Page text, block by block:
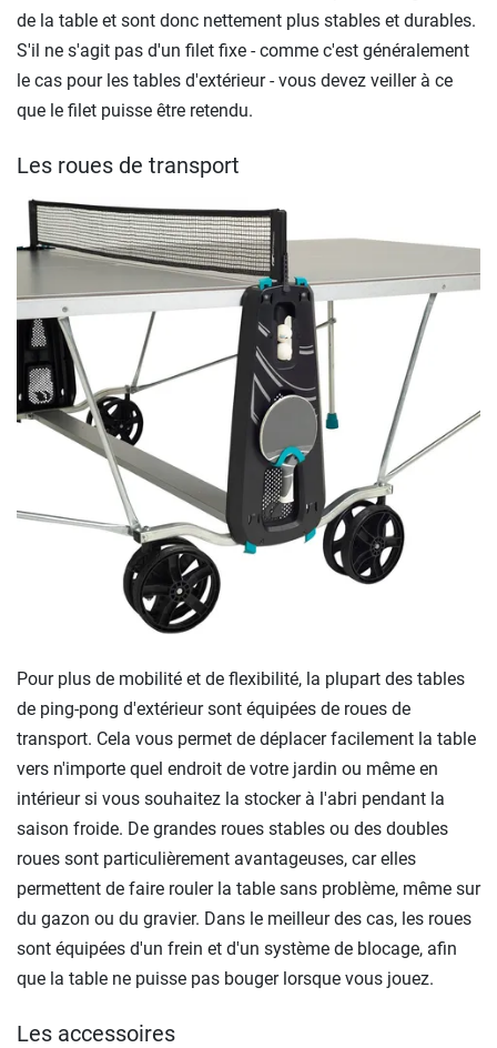
de la table et sont donc nettement plus stables et durables.
S'il ne s'agit pas d'un filet fixe - comme c'est généralement
le cas pour les tables d'extérieur - vous devez veiller à ce
que le filet puisse être retendu.
Les roues de transport
Pour plus de mobilité et de flexibilité, la plupart des tables
de ping-pong d'extérieur sont équipées de roues de
transport. Cela vous permet de déplacer facilement la table
vers n'importe quel endroit de votre jardin ou même en
intérieur si vous souhaitez la stocker à l'abri pendant la
saison froide. De grandes roues stables ou des doubles
roues sont particulièrement avantageuses, car elles
permettent de faire rouler la table sans problème, même sur
du gazon ou du gravier. Dans le meilleur des cas, les roues
sont équipées d'un frein et d'un système de blocage, afin
que la table ne puisse pas bouger lorsque vous jouez.
Les accessoires